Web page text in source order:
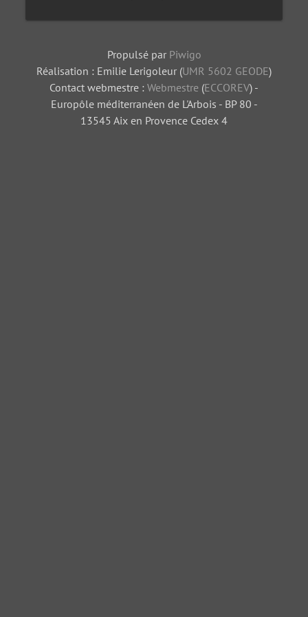
Propulsé par Piwigo
Réalisation : Emilie Lerigoleur (UMR 5602 GEODE)
Contact webmestre : Webmestre (ECCOREV) -
Europôle méditerranéen de L'Arbois - BP 80 -
13545 Aix en Provence Cedex 4